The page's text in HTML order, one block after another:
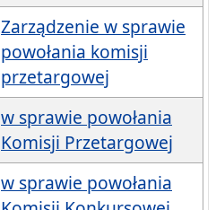
Zarządzenie w sprawie
powołania komisji
przetargowej
w sprawie powołania
Komisji Przetargowej
w sprawie powołania